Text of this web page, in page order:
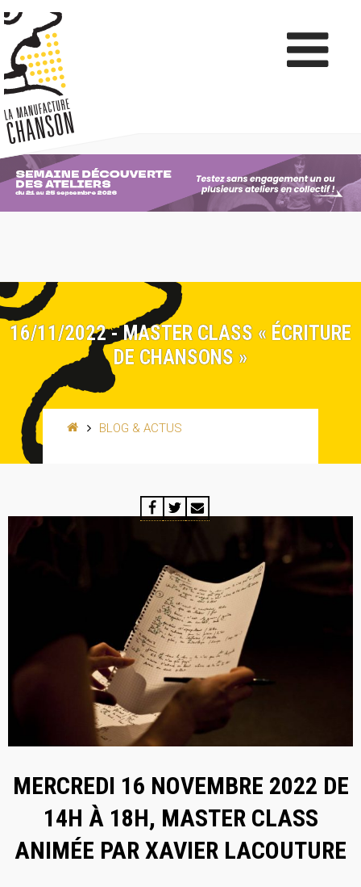
16/11/2022 - MASTER CLASS « ÉCRITURE
DE CHANSONS »
BLOG & ACTUS
MERCREDI 16 NOVEMBRE 2022 DE
14H À 18H, MASTER CLASS
ANIMÉE PAR XAVIER LACOUTURE